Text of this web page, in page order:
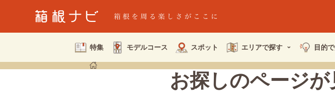
特集 モデルコース スポット エリアで探す 目的
お探しのページが